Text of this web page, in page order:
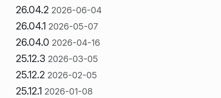
26.04.2 2026-06-04
26.04.1 2026-05-07
26.04.0 2026-04-16
25.12.3 2026-03-05
25.12.2 2026-02-05
25.12.1 2026-01-08